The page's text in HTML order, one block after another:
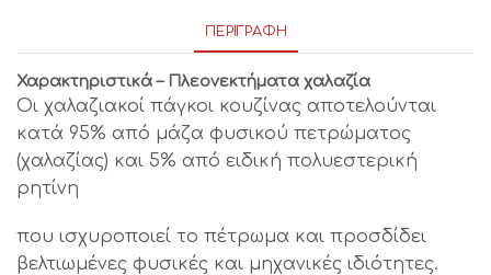
ΠΕΡΙΓΡΑΦΉ
Χαρακτηριστικά – Πλεονεκτήματα χαλαζία
Οι χαλαζιακοί πάγκοι κουζίνας αποτελούνται
κατά 95% από μάζα φυσικού πετρώματος
(χαλαζίας) και 5% από ειδική πολυεστερική
ρητίνη
που ισχυροποιεί το πέτρωμα και προσδίδει
βελτιωμένες φυσικές και μηχανικές ιδιότητες.